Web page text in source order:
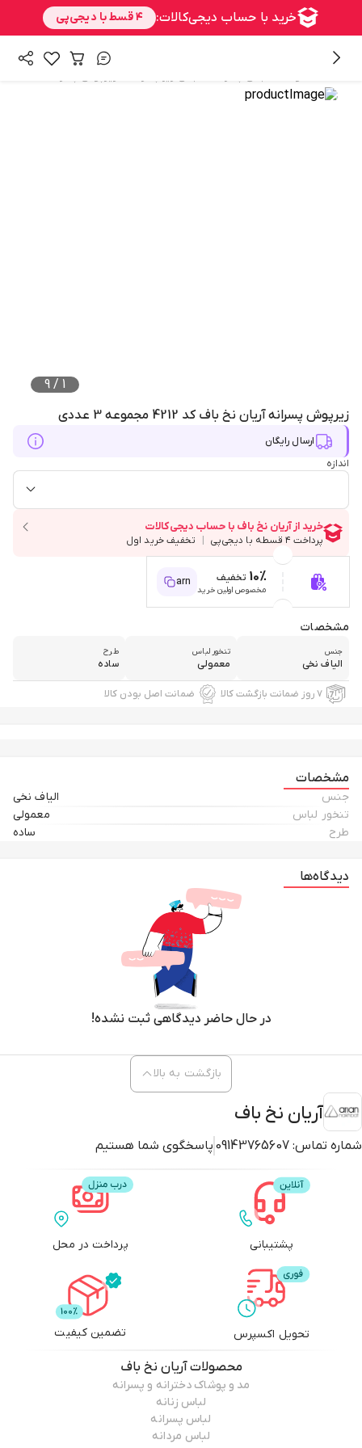
1
/
9
زیرپوش پسرانه آریان نخ باف کد 4212 مجموعه 3 عددی
ارسال رایگان
اندازه
10% تخفیف
مخصوص اولین خرید
arn
مشخصات
جنس
الیاف نخی
تنخور لباس
معمولی
طرح
ساده
۷ روز ضمانت بازگشت کالا ضمانت اصل بودن کالا
مشخصات
جنس
الیاف نخی
تنخور لباس
معمولی
طرح
ساده
دیدگاه‌ها
در حال حاضر دیدگاهی ثبت نشده!
آریان نخ باف
شماره تماس: 09143765607 پاسخگوی شما هستیم
بازگشت به بالا
پشتیبانی پرداخت در محل
تحویل اکسپرس تضمین کیفیت
محصولاتآریان نخ باف
مد و پوشاک دخترانه و پسرانه
لباس زنانه
لباس پسرانه
لباس مردانه